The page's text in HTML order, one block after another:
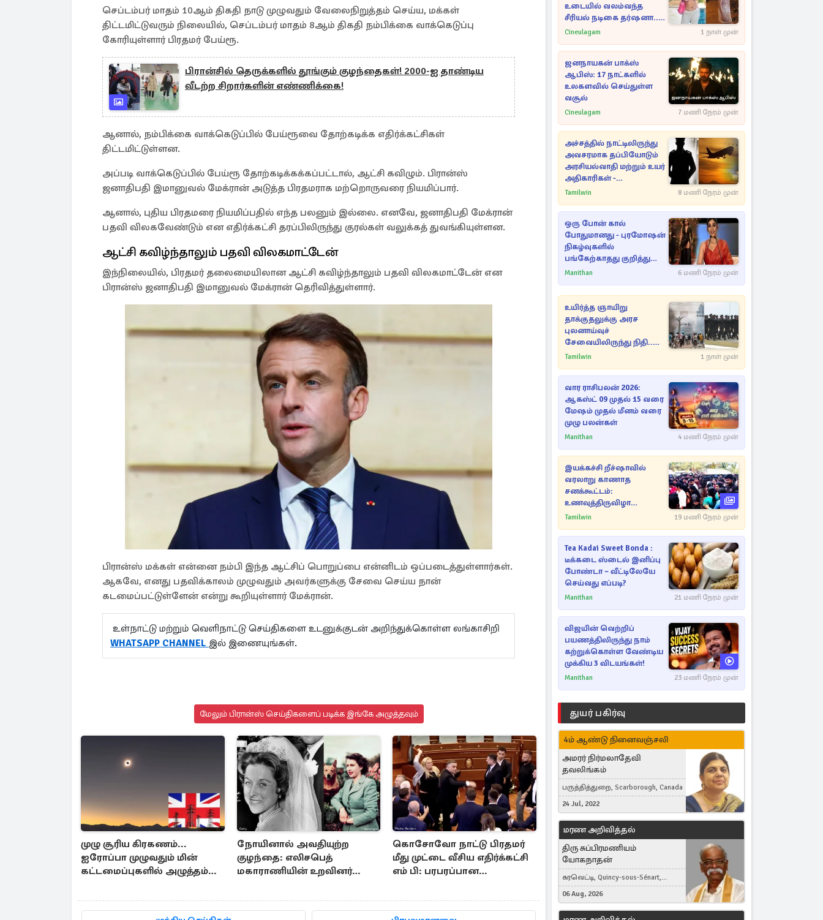
செப்டம்பர் மாதம் 10ஆம் திகதி நாடு முழுவதும் வேலைநிறுத்தம் செய்ய, மக்கள்
திட்டமிட்டுவரும் நிலையில், செப்டம்பர் மாதம் 8ஆம் திகதி நம்பிக்கை வாக்கெடுப்பு
கோரியுள்ளார் பிரதமர் பேய்ரூ.
பிரான்சில் தெருக்களில் தூங்கும் குழந்தைகள்! 2000-ஐ தாண்டிய
வீடற்ற சிறார்களின் எண்ணிக்கை!
ஆனால், நம்பிக்கை வாக்கெடுப்பில் பேய்ரூவை தோற்கடிக்க எதிர்க்கட்சிகள்
திட்டமிட்டுள்ளன.
அப்படி வாக்கெடுப்பில் பேய்ரூ தோற்கடிக்கக்கப்பட்டால், ஆட்சி கவிழும். பிரான்ஸ்
ஜனாதிபதி இமானுவல் மேக்ரான் அடுத்த பிரதமராக மற்றொருவரை நியமிப்பார்.
ஆனால், புதிய பிரதமரை நியமிப்பதில் எந்த பலனும் இல்லை. எனவே, ஜனாதிபதி மேக்ரான்
பதவி விலகவேண்டும் என எதிர்க்கட்சி தரப்பிலிருந்து குரல்கள் வலுக்கத் துவங்கியுள்ளன.
ஆட்சி கவிழ்ந்தாலும் பதவி விலகமாட்டேன்
இந்நிலையில், பிரதமர் தலைமையிலான ஆட்சி கவிழ்ந்தாலும் பதவி விலகமாட்டேன் என
பிரான்ஸ் ஜனாதிபதி இமானுவல் மேக்ரான் தெரிவித்துள்ளார்.
பிரான்ஸ் மக்கள் என்னை நம்பி இந்த ஆட்சிப் பொறுப்பை என்னிடம் ஒப்படைத்துள்ளார்கள்.
ஆகவே, எனது பதவிக்காலம் முழுவதும் அவர்களுக்கு சேவை செய்ய நான்
கடமைப்பட்டுள்ளேன் என்று கூறியுள்ளார் மேக்ரான்.
உள்நாட்டு மற்றும் வெளிநாட்டு செய்திகளை உடனுக்குடன் அறிந்துக்கொள்ள லங்காசிறி
WHATSAPP CHANNEL இல் இணையுங்கள்.
மேலும் பிரான்ஸ் செய்திகளைப் படிக்க இங்கே அழுத்தவும்
முழு சூரிய கிரகணம்...
ஐரோப்பா முழுவதும் மின்
கட்டமைப்புகளில் அழுத்தம்
நோயினால் அவதியுற்ற
குழந்தை: எலிசபெத்
மகாராணியின் உறவினர்
கொசோவோ நாட்டு பிரதமர்
மீது முட்டை வீசிய எதிர்க்கட்சி
எம் பி: பரபரப்பான
உடையில் வலம்வந்த
சீரியல் நடிகை தர்ஷனா...
அவரே வெளியிட்ட
Cineulagam 1 நாள் முன்
ஜனநாயகன் பாக்ஸ்
ஆபிஸ்: 17 நாட்களில்
உலகளவில் செய்துள்ள
வசூல்
Cineulagam 7 மணி நேரம் முன்
அச்சத்தில் நாட்டிலிருந்து
அவசரமாக தப்பியோடும்
அரசியல்வாதி மற்றும் உயர்
அதிகாரிகள் -
ஆதாரங்களுடன்
புலனாய்வாளர்கள்
Tamilwin 8 மணி நேரம் முன்
ஒரு போன் கால்
போதுமானது - புரமோஷன்
நிகழ்வுகளில்
பங்கேற்காதது குறித்து
நயன்தாரா ஓபன் டாக்!
Manithan 6 மணி நேரம் முன்
உயிர்த்த ஞாயிறு
தாக்குதலுக்கு அரச
புலனாய்வுச்
சேவையிலிருந்து நிதி..
வெளியான அதிர்ச்சி
Tamilwin 1 நாள் முன்
வார ராசிபலன் 2026:
ஆகஸ்ட் 09 முதல் 15 வரை
மேஷம் முதல் மீனம் வரை
முழு பலன்கள்
Manithan 4 மணி நேரம் முன்
இயக்கச்சி றீச்ஷாவில்
வரலாறு காணாத
சனக்கூட்டம்:
உணவுத்திருவிழா
இடைநிறுத்தம்
Tamilwin 19 மணி நேரம் முன்
Tea Kadai Sweet Bonda :
டீக்கடை ஸ்டைல் இனிப்பு
போண்டா – வீட்டிலேயே
செய்வது எப்படி?
Manithan 21 மணி நேரம் முன்
விஜயின் வெற்றிப்
பயணத்திலிருந்து நாம்
கற்றுக்கொள்ள வேண்டிய
முக்கிய 3 விடயங்கள்!
Manithan 23 மணி நேரம் முன்
துயர் பகிர்வு
4ம் ஆண்டு நினைவஞ்சலி
அமரர் நிர்மலாதேவி
தவலிங்கம்
பருத்தித்துறை, Scarborough, Canada
24 Jul, 2022
மரண அறிவித்தல்
திரு சுப்பிரமணியம்
யோகநாதன்
கரவெட்டி, Quincy-sous-Sénart,
France
06 Aug, 2026